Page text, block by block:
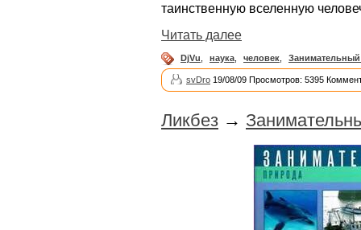
таинственную вселенную
Читать далее
DjVu наука человек Занимательный
svDro 19/08/09 Просмотров: 5395
Ликбез →